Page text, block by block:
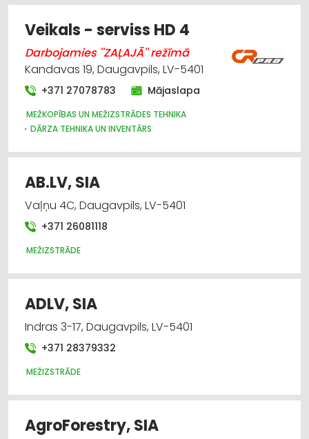
MEŽKOPĪBAS UN MEŽIZSTRĀDES TEHNIKA
IEKRAUŠANAS UN IZKRAUŠANAS TEHNIKA
Veikals - serviss HD 4
Darbojamies ''ZAĻAJĀ'' režīmā
Kandavas 19, Daugavpils, LV-5401
+371 27078783 Mājaslapa
MEŽKOPĪBAS UN MEŽIZSTRĀDES TEHNIKA
DĀRZA TEHNIKA UN INVENTĀRS
INSTRUMENTU UN DARBARĪKU LABOŠANA, SERVISS
AB.LV, SIA
Vaļņu 4C, Daugavpils, LV-5401
+371 26081118
MEŽIZSTRĀDE
ADLV, SIA
Indras 3-17, Daugavpils, LV-5401
+371 28379332
MEŽIZSTRĀDE
AgroForestry, SIA